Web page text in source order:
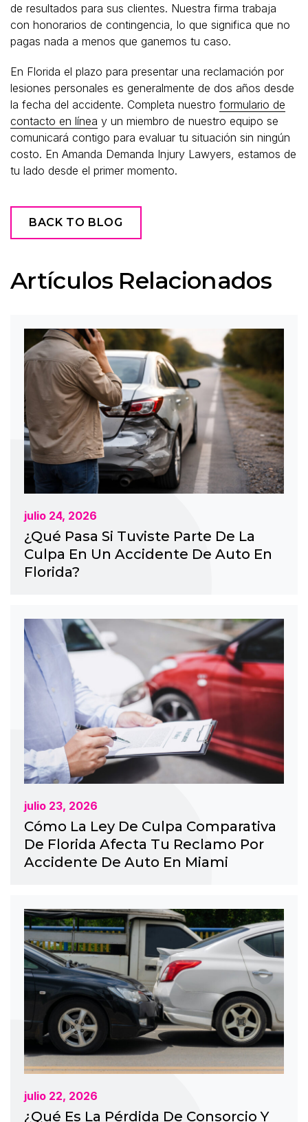
de resultados para sus clientes. Nuestra firma trabaja
con honorarios de contingencia, lo que significa que no
pagas nada a menos que ganemos tu caso.
En Florida el plazo para presentar una reclamación por
lesiones personales es generalmente de dos años desde
la fecha del accidente. Completa nuestro formulario de
contacto en línea y un miembro de nuestro equipo se
comunicará contigo para evaluar tu situación sin ningún
costo. En Amanda Demanda Injury Lawyers, estamos de
tu lado desde el primer momento.
BACK TO BLOG
Artículos Relacionados
julio 24, 2026
¿Qué Pasa Si Tuviste Parte De La
Culpa En Un Accidente De Auto En
Florida?
julio 23, 2026
Cómo La Ley De Culpa Comparativa
De Florida Afecta Tu Reclamo Por
Accidente De Auto En Miami
julio 22, 2026
¿Qué Es La Pérdida De Consorcio Y